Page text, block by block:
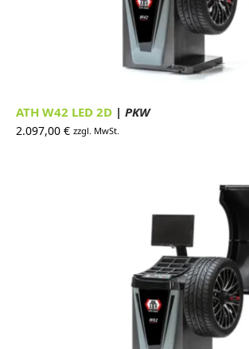
ATH W42 LED 2D | PKW
2.097,00 € zzgl. MwSt.